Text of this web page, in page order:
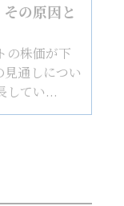
の原因と
の株価が下
通しについ
してい...